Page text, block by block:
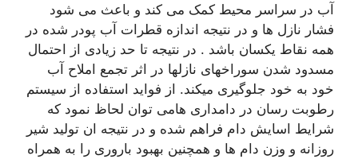
آب در سراسر محیط کمک می کند و باعث می شود
فشار نازل ها و در نتیجه اندازه قطرات آب پودر شده در
همه نقاط یکسان باشد . در نتیجه تا حد زیادی از احتمال
مسدود شدن سوراخهای نازلها در اثر تجمع املاح آب
خود به خود جلوگیری میکند. از فواید استفاده از سیستم
رطوبت رسان در دامداری هامی توان لحاظ نمود که
شرایط اسایش دام فراهم شده و در نتیجه ان تولید شیر
روزانه و وزن دام ها و همچنین بهبود باروری را به همراه